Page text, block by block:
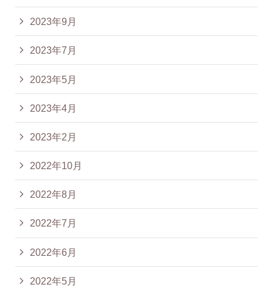
2023年9月
2023年7月
2023年5月
2023年4月
2023年2月
2022年10月
2022年8月
2022年7月
2022年6月
2022年5月